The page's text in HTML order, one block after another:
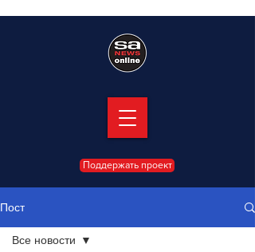
Поддержать проект
Пост
Все новости